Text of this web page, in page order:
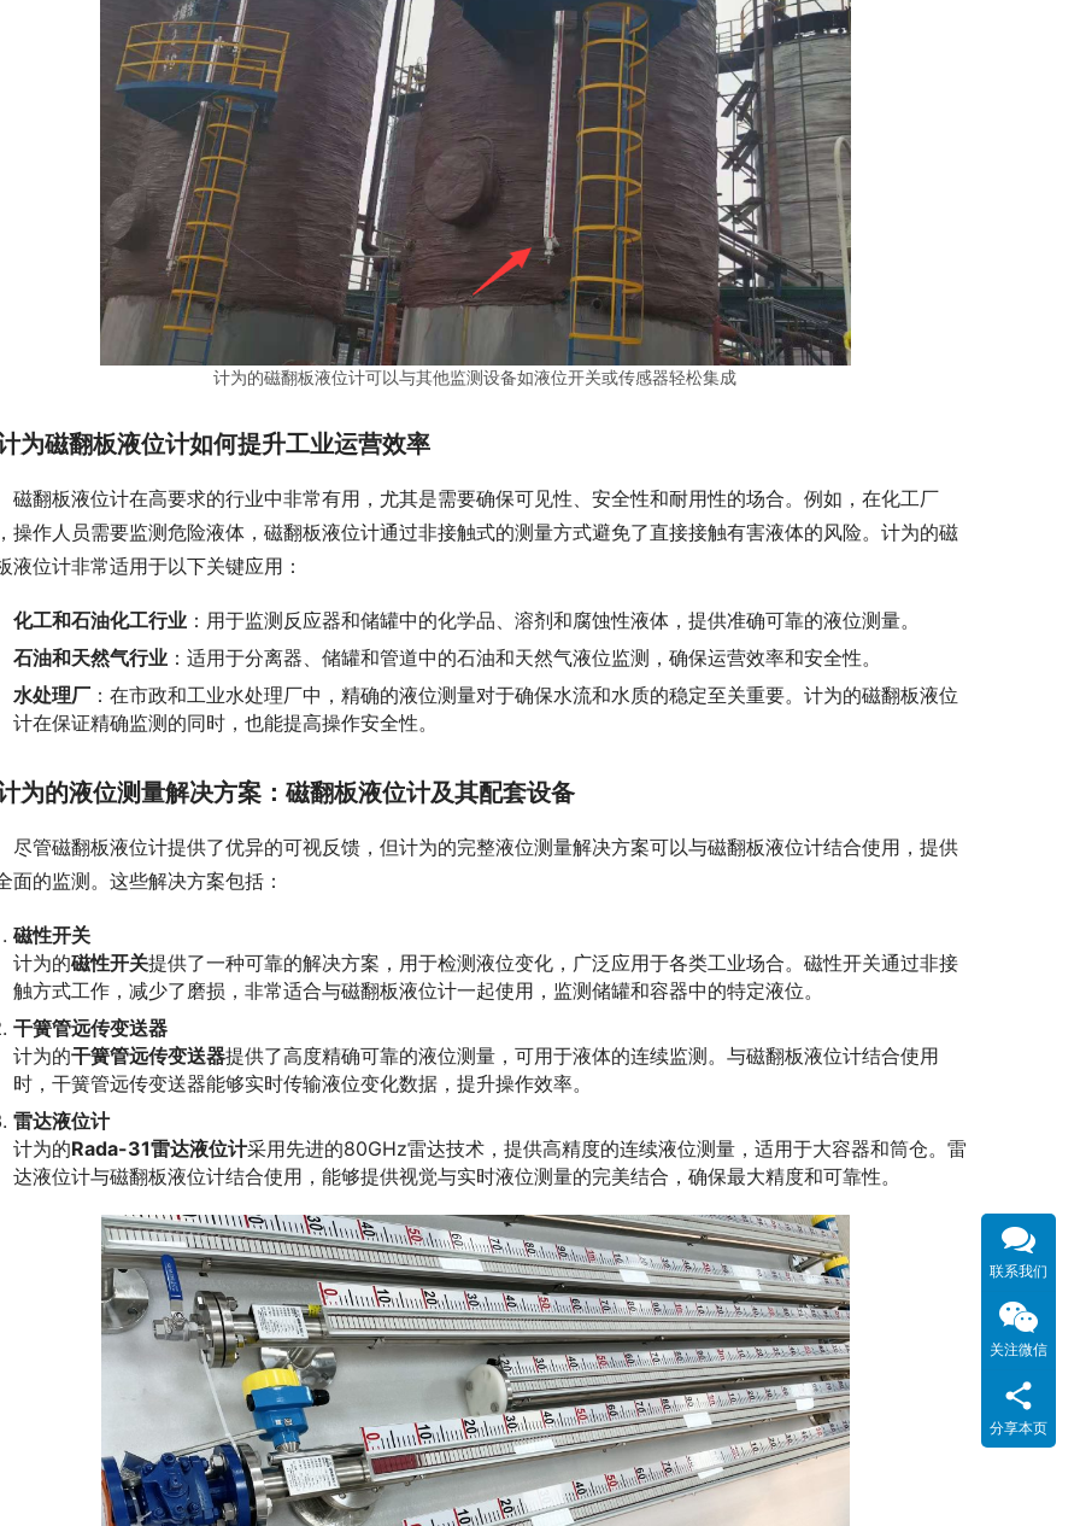
计为的磁翻板液位计可以与其他监测设备如液位开关或传感器轻松集成
为磁翻板液位计如何提升工业运营效率
翻板液位计在高要求的行业中非常有用，尤其是需要确保可见性、安全性和耐用性的场合。例如，在化工厂
操作人员需要监测危险液体，磁翻板液位计通过非接触式的测量方式避免了直接接触有害液体的风险。计为的磁
液位计非常适用于以下关键应用：
化工和石油化工行业 ：用于监测反应器和储罐中的化学品、溶剂和腐蚀性液体，提供准确可靠的液位测量。
石油和天然气行业 ：适用于分离器、储罐和管道中的石油和天然气液位监测，确保运营效率和安全性。
水处理厂 ：在市政和工业水处理厂中，精确的液位测量对于确保水流和水质的稳定至关重要。计为的磁翻板液位
计在保证精确监测的同时，也能提高操作安全性。
为的液位测量解决方案：磁翻板液位计及其配套设备
管磁翻板液位计提供了优异的可视反馈，但计为的完整液位测量解决方案可以与磁翻板液位计结合使用，提供
面的监测。这些解决方案包括：
磁性开关
计为的磁性开关提供了一种可靠的解决方案，用于检测液位变化，广泛应用于各类工业场合。磁性开关通过非接
触方式工作，减少了磨损，非常适合与磁翻板液位计一起使用，监测储罐和容器中的特定液位。
干簧管远传变送器
计为的干簧管远传变送器提供了高度精确可靠的液位测量，可用于液体的连续监测。与磁翻板液位计结合使用
时，干簧管远传变送器能够实时传输液位变化数据，提升操作效率。
雷达液位计
计为的Rada-31雷达液位计采用先进的80GHz雷达技术，提供高精度的连续液位测量，适用于大容器和筒仓。雷
达液位计与磁翻板液位计结合使用，能够提供视觉与实时液位测量的完美结合，确保最大精度和可靠性。
联系我们
关注微信
分享本页